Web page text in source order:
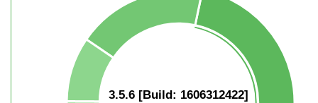
3.5.6 [Build: 1606312422]